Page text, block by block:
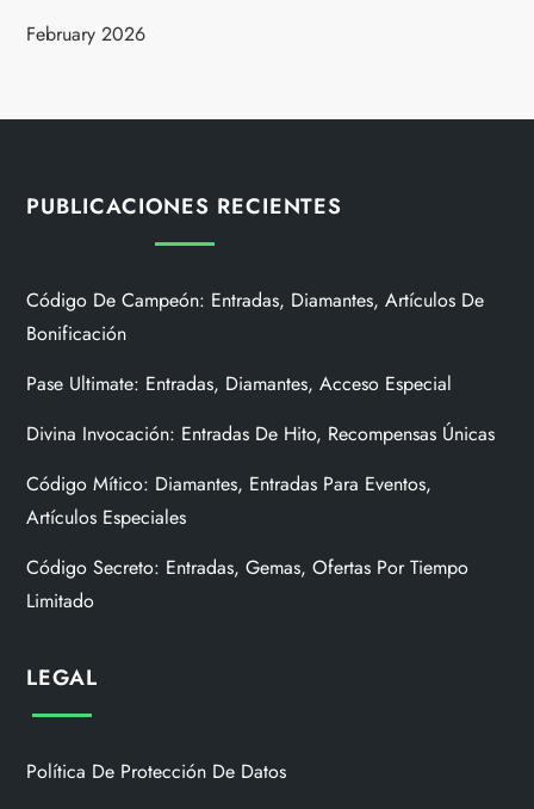
February 2026
PUBLICACIONES RECIENTES
Código De Campeón: Entradas, Diamantes, Artículos De
Bonificación
Pase Ultimate: Entradas, Diamantes, Acceso Especial
Divina Invocación: Entradas De Hito, Recompensas Únicas
Código Mítico: Diamantes, Entradas Para Eventos,
Artículos Especiales
Código Secreto: Entradas, Gemas, Ofertas Por Tiempo
Limitado
LEGAL
Política De Protección De Datos